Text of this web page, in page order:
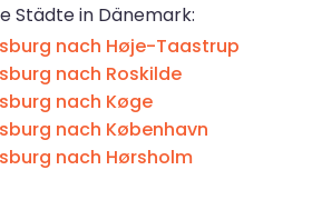
Städte in Dänemark:
nach Høje-Taastrup
nach Roskilde
nach Køge
nach København
nach Hørsholm